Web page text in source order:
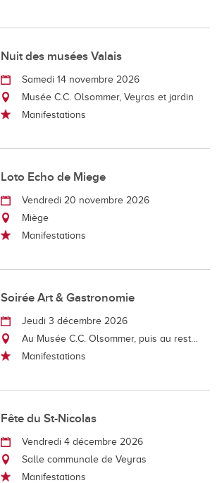
Nuit des musées Valais
Samedi 14 novembre 2026
Musée C.C. Olsommer, Veyras et jardin
Manifestations
Loto Echo de Miege
Vendredi 20 novembre 2026
Miège
Manifestations
Soirée Art & Gastronomie
Jeudi 3 décembre 2026
Au Musée C.C. Olsommer, puis au restaurant le Muzot
Manifestations
Fête du St-Nicolas
Vendredi 4 décembre 2026
Salle communale de Veyras
Manifestations